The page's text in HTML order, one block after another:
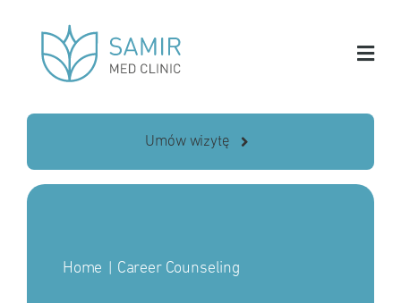
content
Umów wizytę
Home Career Counseling